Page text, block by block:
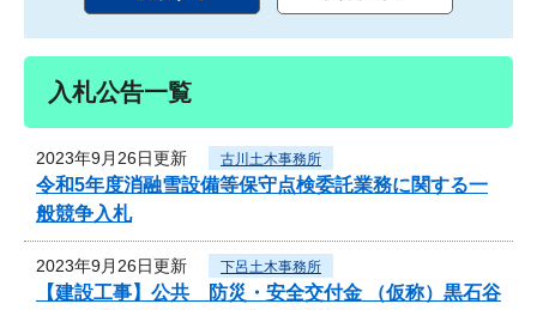
入札公告一覧
2023年9月26日更新 古川土木事務所
令和5年度消融雪設備等保守点検委託業務に関する一
般競争入札
2023年9月26日更新 下呂土木事務所
【建設工事】公共 防災・安全交付金 （仮称）黒石谷